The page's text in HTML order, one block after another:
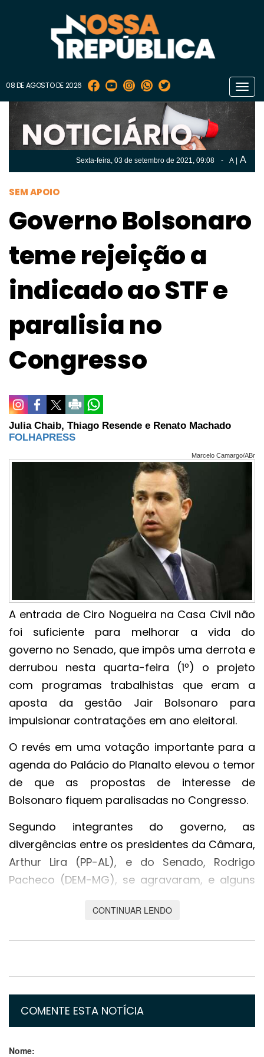
08 DE AGOSTO DE 2026
Sexta-feira, 03 de setembro de 2021, 09:08 - A A
SEM APOIO
Governo Bolsonaro
teme rejeição a
indicado ao STF e
paralisia no
Congresso
Julia Chaib, Thiago Resende e Renato Machado
FOLHAPRESS
Marcelo Camargo/ABr
A entrada de Ciro Nogueira na Casa Civil não
foi suficiente para melhorar a vida do
governo no Senado, que impôs uma derrota e
derrubou nesta quarta-feira (1º) o projeto
com programas trabalhistas que eram a
aposta da gestão Jair Bolsonaro para
impulsionar contratações em ano eleitoral.
O revés em uma votação importante para a
agenda do Palácio do Planalto elevou o temor
de que as propostas de interesse de
Bolsonaro fiquem paralisadas no Congresso.
Segundo integrantes do governo, as
divergências entre os presidentes da Câmara,
Arthur Lira (PP-AL), e do Senado, Rodrigo
Pacheco (DEM-MG), se agravaram, e alguns
cenário de alinhamento entre as duas Casas.
Além de projetos caros ao Executivo, até
no aval do Senado para André Mendonça ser
nomeado ao STF (Supremo Tribunal Federal)
agora reavaliam o prognóstico, que passa a
ser mais difícil para a aprovação do indicado
por Bolsonaro à corte.
CONTINUAR LENDO
COMENTE ESTA NOTÍCIA
Nome: